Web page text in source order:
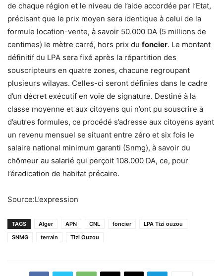
de chaque région et le niveau de l’aide accordée par l’Etat,
précisant que le prix moyen sera identique à celui de la
formule location-vente, à savoir 50.000 DA (5 millions de
centimes) le mètre carré, hors prix du foncier. Le montant
définitif du LPA sera fixé après la répartition des
souscripteurs en quatre zones, chacune regroupant
plusieurs wilayas. Celles-ci seront définies dans le cadre
d’un décret exécutif en voie de signature. Destiné à la
classe moyenne et aux citoyens qui n’ont pu souscrire à
d’autres formules, ce procédé s’adresse aux citoyens ayant
un revenu mensuel se situant entre zéro et six fois le
salaire national minimum garanti (Snmg), à savoir du
chômeur au salarié qui perçoit 108.000 DA, ce, pour
l’éradication de habitat précaire.
Source:L’expression
TAGS Alger APN CNL foncier
LPA Tizi ouzou
SNMG
terrain Tizi Ouzou